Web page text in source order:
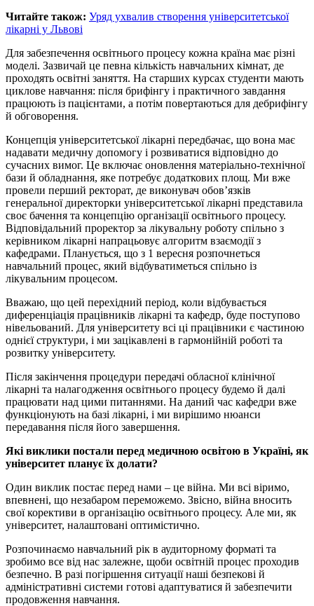
Читайте також: Уряд ухвалив створення університетської
лікарні у Львові
Для забезпечення освітнього процесу кожна країна має різні
моделі. Зазвичай це певна кількість навчальних кімнат, де
проходять освітні заняття. На старших курсах студенти мають
циклове навчання: після брифінгу і практичного завдання
працюють із пацієнтами, а потім повертаються для дебрифінгу
й обговорення.
Концепція університетської лікарні передбачає, що вона має
надавати медичну допомогу і розвиватися відповідно до
сучасних вимог. Це включає оновлення матеріально-технічної
бази й обладнання, яке потребує додаткових площ. Ми вже
провели перший ректорат, де виконувач обов’язків
генеральної директорки університетської лікарні представила
своє бачення та концепцію організації освітнього процесу.
Відповідальний проректор за лікувальну роботу спільно з
керівником лікарні напрацьовує алгоритм взаємодії з
кафедрами. Планується, що з 1 вересня розпочнеться
навчальний процес, який відбуватиметься спільно із
лікувальним процесом.
Вважаю, що цей перехідний період, коли відбувається
диференціація працівників лікарні та кафедр, буде поступово
нівельований. Для університету всі ці працівники є частиною
однієї структури, і ми зацікавлені в гармонійній роботі та
розвитку університету.
Після закінчення процедури передачі обласної клінічної
лікарні та налагодження освітнього процесу будемо й далі
працювати над цими питаннями. На даний час кафедри вже
функціонують на базі лікарні, і ми вирішимо нюанси
передавання після його завершення.
Які виклики постали перед медичною освітою в Україні, як
університет планує їх долати?
Один виклик постає перед нами – це війна. Ми всі віримо,
впевнені, що незабаром переможемо. Звісно, війна вносить
свої корективи в організацію освітнього процесу. Але ми, як
університет, налаштовані оптимістично.
Розпочинаємо навчальний рік в аудиторному форматі та
зробимо все від нас залежне, щоби освітній процес проходив
безпечно. В разі погіршення ситуації наші безпекові й
адміністративні системи готові адаптуватися й забезпечити
продовження навчання.